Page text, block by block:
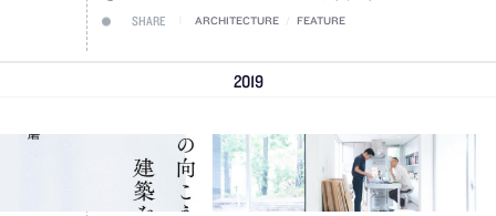
SHARE ARCHITECTURE FEATURE
2019